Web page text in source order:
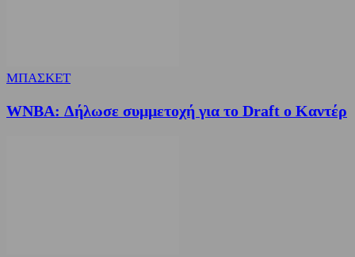
ΜΠΑΣΚΕΤ
WNBA: Δήλωσε συμμετοχή για το Draft ο Καντέρ